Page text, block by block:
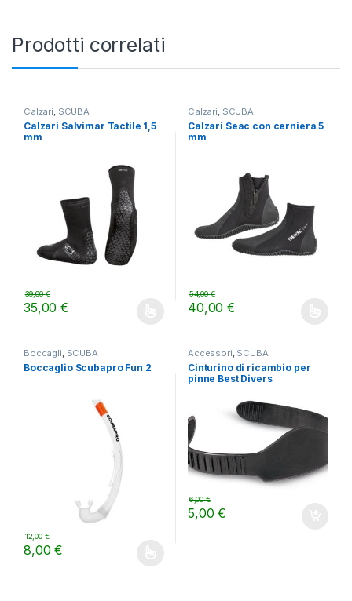
Prodotti correlati
Calzari SCUBA
Calzari Salvimar Tactile 1,5
mm
35,00€
39,00€
Questo prodotto ha più varianti. Le opzioni possono essere
Calzari SCUBA
Calzari Seac con cerniera 5
mm
40,00€
54,00€
Questo prodotto ha più
Boccagli, SCUBA
Boccaglio Scubapro Fun 2
8,00€
12,00€
Questo prodotto ha più varianti. Le opzioni possono essere
Accessori, SCUBA
Cinturino di ricambio per
pinne Best Divers
5,00€
6,00€